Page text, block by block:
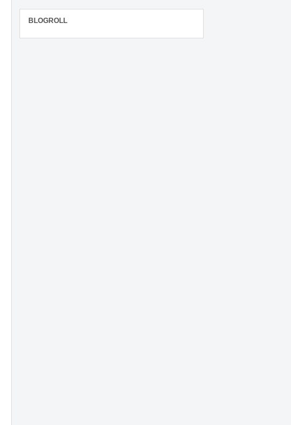
BLOGROLL